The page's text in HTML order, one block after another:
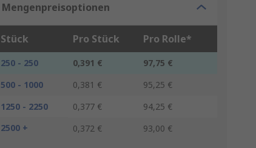
Mengenpreisoptionen
Stück Pro Stück Pro Rolle*
250 - 250 0,391 €
97,75 €
500 - 1000
0,381 €
95,25 €
1250 - 2250
0,377 €
94,25 €
2500 +
0,372 € 93,00 €